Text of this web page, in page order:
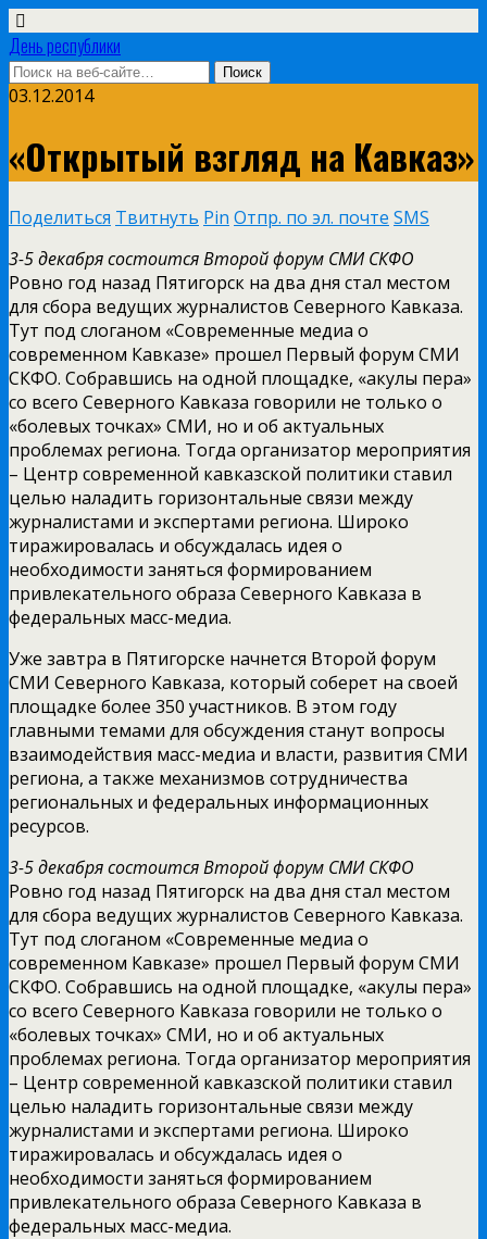
День республики
03.12.2014
«Открытый взгляд на Кавказ»
Поделиться Твитнуть Pin Отпр. по эл. почте SMS
3-5 декабря состоится Второй форум СМИ СКФО
Ровно год назад Пятигорск на два дня стал местом
для сбора ведущих журналистов Северного Кавказа.
Тут под слоганом «Современные медиа о
современном Кавказе» прошел Первый форум СМИ
СКФО. Собравшись на одной площадке, «акулы пера»
со всего Северного Кавказа говорили не только о
«болевых точках» СМИ, но и об актуальных
проблемах региона. Тогда организатор мероприятия
– Центр современной кавказской политики ставил
целью наладить горизонтальные связи между
журналистами и экспертами региона. Широко
тиражировалась и обсуждалась идея о
необходимости заняться формированием
привлекательного образа Северного Кавказа в
федеральных масс-медиа.
Уже завтра в Пятигорске начнется Второй форум
СМИ Северного Кавказа, который соберет на своей
площадке более 350 участников. В этом году
главными темами для обсуждения станут вопросы
взаимодействия масс-медиа и власти, развития СМИ
региона, а также механизмов сотрудничества
региональных и федеральных информационных
ресурсов.
3-5 декабря состоится Второй форум СМИ СКФО
Ровно год назад Пятигорск на два дня стал местом
для сбора ведущих журналистов Северного Кавказа.
Тут под слоганом «Современные медиа о
современном Кавказе» прошел Первый форум СМИ
СКФО. Собравшись на одной площадке, «акулы пера»
со всего Северного Кавказа говорили не только о
«болевых точках» СМИ, но и об актуальных
проблемах региона. Тогда организатор мероприятия
– Центр современной кавказской политики ставил
целью наладить горизонтальные связи между
журналистами и экспертами региона. Широко
тиражировалась и обсуждалась идея о
необходимости заняться формированием
привлекательного образа Северного Кавказа в
федеральных масс-медиа.